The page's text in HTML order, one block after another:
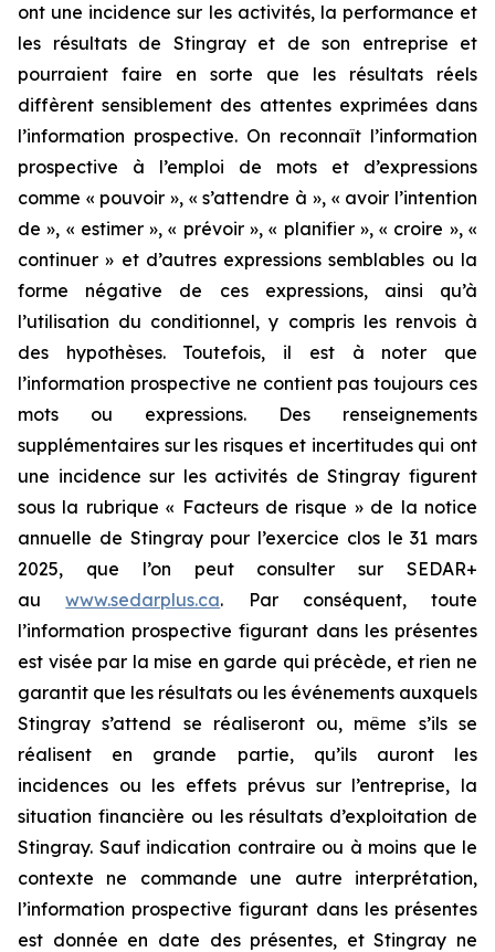
ont une incidence sur les activités, la performance et
les résultats de Stingray et de son entreprise et
pourraient faire en sorte que les résultats réels
diffèrent sensiblement des attentes exprimées dans
l’information prospective. On reconnaît l’information
prospective à l’emploi de mots et d’expressions
comme « pouvoir », « s’attendre à », « avoir l’intention
de », « estimer », « prévoir », « planifier », « croire », «
continuer » et d’autres expressions semblables ou la
forme négative de ces expressions, ainsi qu’à
l’utilisation du conditionnel, y compris les renvois à
des hypothèses. Toutefois, il est à noter que
l’information prospective ne contient pas toujours ces
mots ou expressions. Des renseignements
supplémentaires sur les risques et incertitudes qui ont
une incidence sur les activités de Stingray figurent
sous la rubrique « Facteurs de risque » de la notice
annuelle de Stingray pour l’exercice clos le 31 mars
2025, que l’on peut consulter sur SEDAR+
auwww.sedarplus.ca. Par conséquent, toute
l’information prospective figurant dans les présentes
est visée par la mise en garde qui précède, et rien ne
garantit que les résultats ou les événements auxquels
Stingray s’attend se réaliseront ou, même s’ils se
réalisent en grande partie, qu’ils auront les
incidences ou les effets prévus sur l’entreprise, la
situation financière ou les résultats d’exploitation de
Stingray. Sauf indication contraire ou à moins que le
contexte ne commande une autre interprétation,
l’information prospective figurant dans les présentes
est donnée en date des présentes, et Stingray ne